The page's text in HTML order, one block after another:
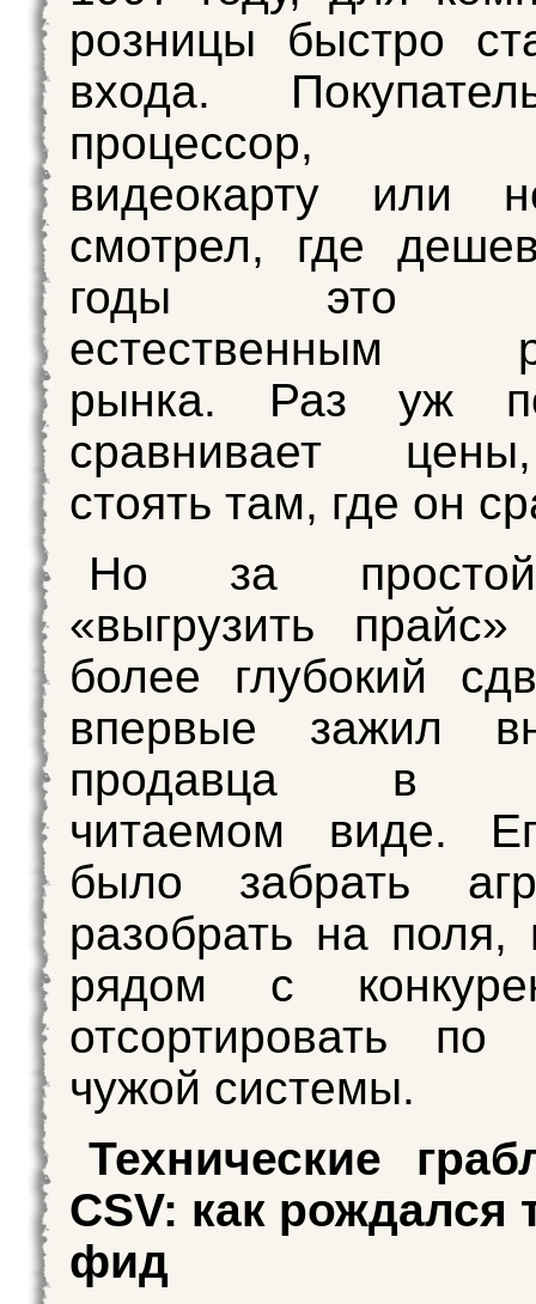
розницы быстро
входа.
процессор,
видеокарту или
смотрел, где
годы это
естественным
рынка. Раз уж
сравнивает
стоять там, где он
Но за
«выгрузить прайс»
более глубокий
впервые зажил
продавца в
читаемом виде.
было забрать
разобрать на поля,
рядом с
отсортировать по
чужой системы.
Технические
CSV: как рождался
фид